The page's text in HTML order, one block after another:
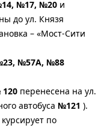
№17, №20 и
до ул. Князя
– «Мост-Сити
№57А, №88
перенесена на ул.
автобуса №121 ).
по